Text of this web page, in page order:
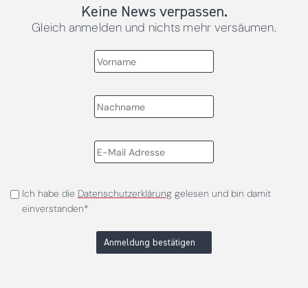
Keine News verpassen.
Gleich anmelden und nichts mehr versäumen.
Ich habe die Datenschutzerklärunggelesen und bin damit
einverstanden*
Anmeldung bestätigen